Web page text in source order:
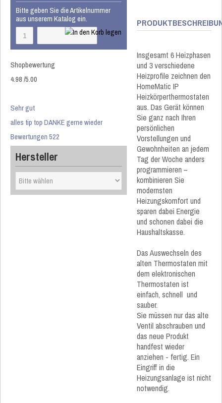
Bitte geben Sie die Artikelnummer
aus unserem Katalog ein.
Shopbewertung
4.98/5.00
Sehr gut
alles tip top DANKE gerne wieder
Bewertungen 522
Hersteller
Insgesamt 6 Heizphasen
und 3 verschiedene
Heizprofile zeichnen den
HomeMatic IP
Heizkörperthermostaten
aus. Das Gerät können
Sie ganz nach Ihren
persönlichen
Vorstellungen und
Gewohnheiten an jedem
Tag der Woche anders
programmieren –
kombinieren Sie
modernsten
Heizungskomfort und
sparen dabei Energie
und schonen dabei die
Haushaltskasse.
Das Auswechseln des
alten Thermostaten mit
dem elektronischen
Thermostaten ist
einfach, schnell und
sauber.
Sie müssen nur das alte
Ventil abschrauben und
das neue Produkt
handfest wieder
anziehen - fertig. Ein
Eingriff in die
Heizungsanlage ist nicht
notwendig.